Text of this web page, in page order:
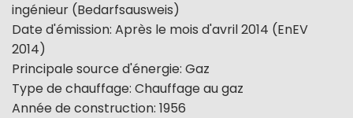
ingénieur (Bedarfsausweis)
Date d'émission: Après le mois d'avril 2014 (EnEV
2014)
Principale source d'énergie: Gaz
Type de chauffage: Chauffage au gaz
Année de construction: 1956